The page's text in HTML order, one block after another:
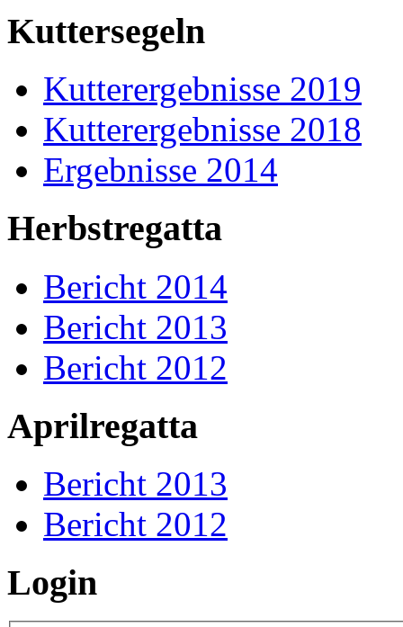
Kuttersegeln
Kutterergebnisse 2019
Kutterergebnisse 2018
Ergebnisse 2014
Herbstregatta
Bericht 2014
Bericht 2013
Bericht 2012
Aprilregatta
Bericht 2013
Bericht 2012
Login